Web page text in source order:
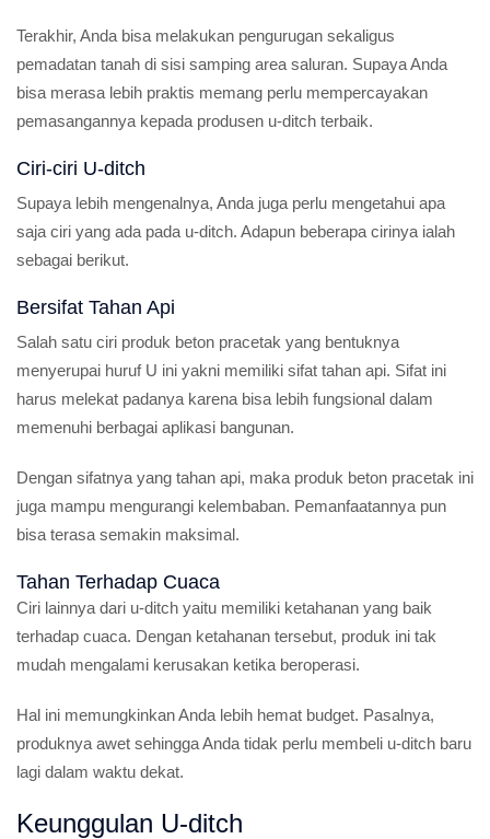
Terakhir, Anda bisa melakukan pengurugan sekaligus
pemadatan tanah di sisi samping area saluran. Supaya Anda
bisa merasa lebih praktis memang perlu mempercayakan
pemasangannya kepada produsen u-ditch terbaik.
Ciri-ciri U-ditch
Supaya lebih mengenalnya, Anda juga perlu mengetahui apa
saja ciri yang ada pada u-ditch. Adapun beberapa cirinya ialah
sebagai berikut.
Bersifat Tahan Api
Salah satu ciri produk beton pracetak yang bentuknya
menyerupai huruf U ini yakni memiliki sifat tahan api. Sifat ini
harus melekat padanya karena bisa lebih fungsional dalam
memenuhi berbagai aplikasi bangunan.
Dengan sifatnya yang tahan api, maka produk beton pracetak ini
juga mampu mengurangi kelembaban. Pemanfaatannya pun
bisa terasa semakin maksimal.
Tahan Terhadap Cuaca
Ciri lainnya dari u-ditch yaitu memiliki ketahanan yang baik
terhadap cuaca. Dengan ketahanan tersebut, produk ini tak
mudah mengalami kerusakan ketika beroperasi.
Hal ini memungkinkan Anda lebih hemat budget. Pasalnya,
produknya awet sehingga Anda tidak perlu membeli u-ditch baru
lagi dalam waktu dekat.
Keunggulan U-ditch